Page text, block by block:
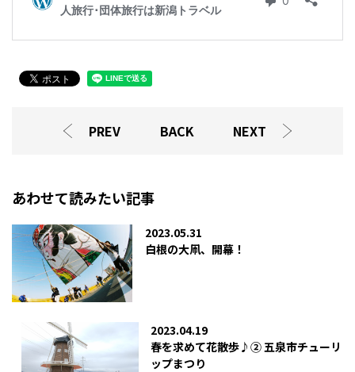
PREV BACK NEXT
あわせて読みたい記事
2023.05.31
白根の大凧、開幕！
2023.04.19
春を求めて花散歩♪② 五泉市チューリ
ップまつり